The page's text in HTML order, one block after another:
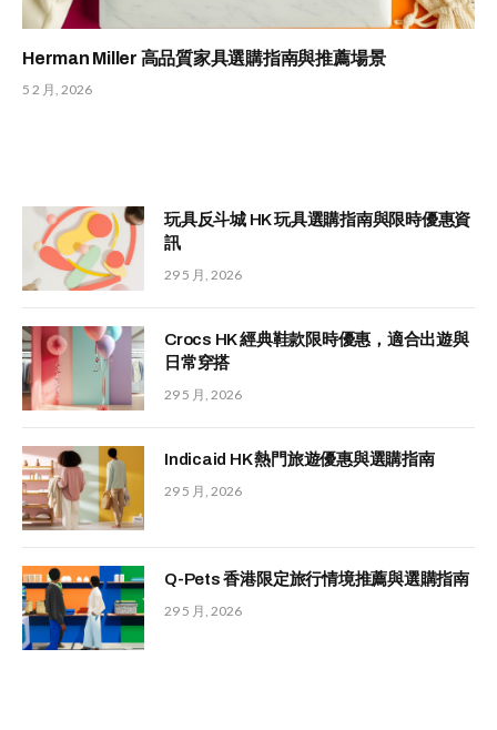
Herman Miller 高品質家具選購指南與推薦場景
5 2 月, 2026
玩具反斗城 HK 玩具選購指南與限時優惠資
訊
29 5 月, 2026
Crocs HK 經典鞋款限時優惠，適合出遊與
日常穿搭
29 5 月, 2026
Indicaid HK 熱門旅遊優惠與選購指南
29 5 月, 2026
Q-Pets 香港限定旅行情境推薦與選購指南
29 5 月, 2026